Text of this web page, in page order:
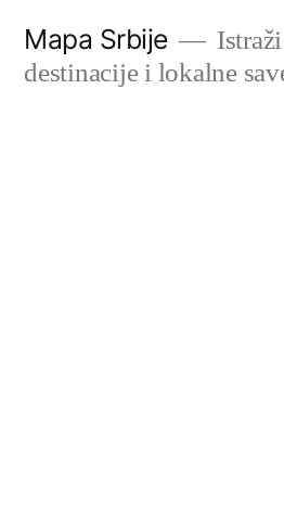
Mapa Srbije
destinacije i lokalne